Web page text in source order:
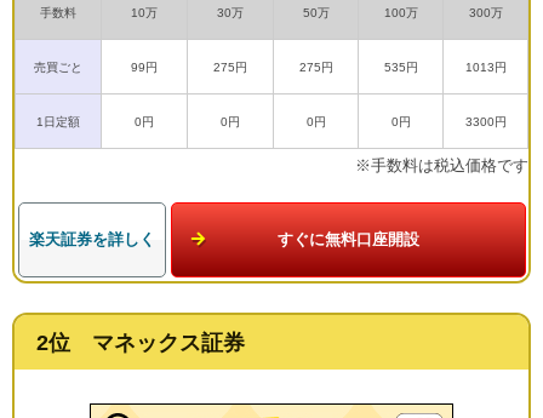
手数料 10万 30万 50万 100万 300万
売買ごと 99円 275円 275円 535円 1013円
1日定額 0円 0円 0円 0円 3300円
※手数料は税込価格です
楽天証券を詳しく すぐに無料口座開設
2位 マネックス証券